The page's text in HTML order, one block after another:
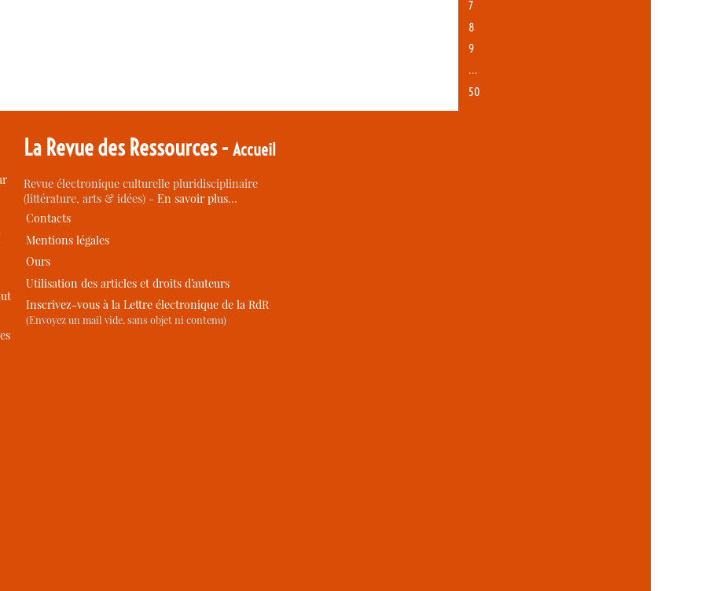
7
8
9
…
50
La Revue des Ressources -Accueil
Revue électronique culturelle pluridisciplinaire
(littérature, arts & idées) -En savoir plus…
Contacts
Mentions légales
Ours
Utilisation des articles et droits d’auteurs
Inscrivez-vous à la Lettre électronique de la RdR
(Envoyez un mail vide, sans objet ni contenu)